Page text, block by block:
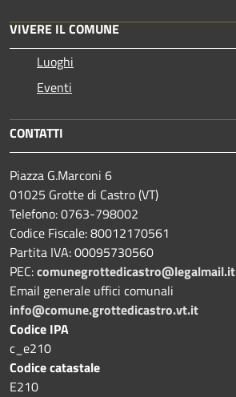
VIVERE IL COMUNE
Luoghi
Eventi
CONTATTI
Piazza G.Marconi 6
01025 Grotte di Castro (VT)
Telefono: 0763-798002
Codice Fiscale: 80012170561
Partita IVA: 00095730560
PEC:comunegrottedicastro@legalmail.it
Email generale uffici comunali
info@comune.grottedicastro.vt.it
Codice IPA
c_e210
Codice catastale
E210